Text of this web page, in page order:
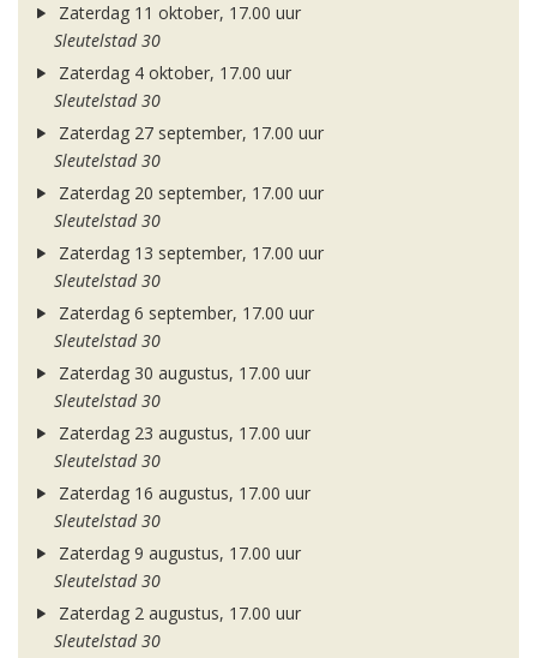
Zaterdag 11 oktober, 17.00 uur
Sleutelstad 30
Zaterdag 4 oktober, 17.00 uur
Sleutelstad 30
Zaterdag 27 september, 17.00 uur
Sleutelstad 30
Zaterdag 20 september, 17.00 uur
Sleutelstad 30
Zaterdag 13 september, 17.00 uur
Sleutelstad 30
Zaterdag 6 september, 17.00 uur
Sleutelstad 30
Zaterdag 30 augustus, 17.00 uur
Sleutelstad 30
Zaterdag 23 augustus, 17.00 uur
Sleutelstad 30
Zaterdag 16 augustus, 17.00 uur
Sleutelstad 30
Zaterdag 9 augustus, 17.00 uur
Sleutelstad 30
Zaterdag 2 augustus, 17.00 uur
Sleutelstad 30